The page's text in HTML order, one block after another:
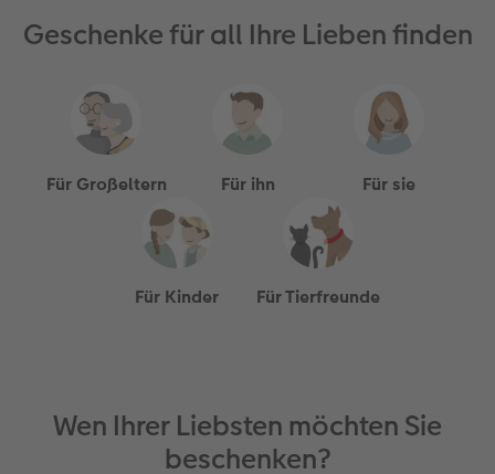
Geschenke für all Ihre Lieben finden
Für Großeltern Für ihn Für sie
Für Kinder Für Tierfreunde
Wen Ihrer Liebsten möchten Sie
beschenken?